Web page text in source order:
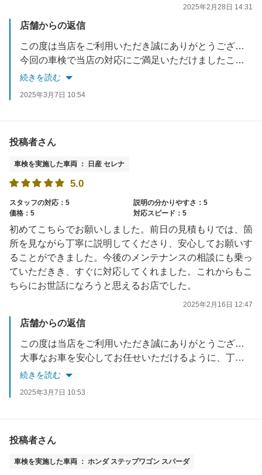
2025年2月28日 14:31
店舗からの返信
この度は当店をご利用いただき誠にありがとうございます。
今回の車検で当店の対応にご満足いただけましたこと、大変嬉しく思っております。
車検以外のことも是非お気軽にご相談ください。
続きを読む
2025年3月7日 10:54
投稿者さん
車検を実施した車両 ： 日産 セレナ
5.0
スタッフの対応：5
説明の分かりやすさ：5
価格：5
対応スピード：5
初めてこちらでお願いしました。前日の見積もりでは、箇
所を見ながら丁寧に説明してくださり、安心してお願いす
ることができました。今後のメンテナンスの相談にも乗っ
ていただきき、すぐに対応してくれました。これからもこ
ちらにお世話になろうと思えるお店でした。
2025年2月16日 12:47
店舗からの返信
この度は当店をご利用いただき誠にありがとうございます。
大事なお車を安心してお任せいただけるように、丁寧な対応をいつも心がけています。
車検以外でもお困りのことございましたらお気軽にご連絡ください。
続きを読む
2025年3月7日 10:53
投稿者さん
車検を実施した車両 ： ホンダ ステップワゴン スパーダ